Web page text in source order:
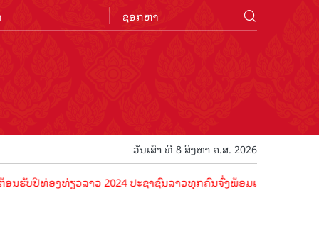
ວັນເສົາ ທີ 8 ສິງຫາ ຄ.ສ. 2026
ງທ່ຽວລາວ 2024 ປະຊາຊົນລາວທຸກຄົນຈົ່ງພ້ອມເປັນເຈົ້າພາບທີ່ດີ ຕ້ອນ